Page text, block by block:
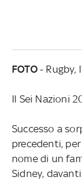
FOTO - Rugby,
Il Sei Nazioni
Successo a
precedenti,
nome di un
Sidney,